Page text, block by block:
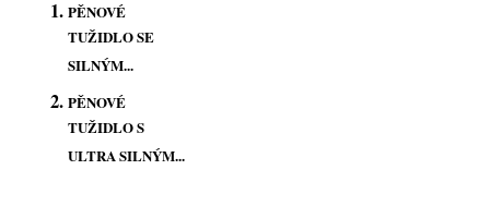
PĚNOVÉ
TUŽIDLO SE
SILNÝM...
PĚNOVÉ
TUŽIDLO S
ULTRA SILNÝM...